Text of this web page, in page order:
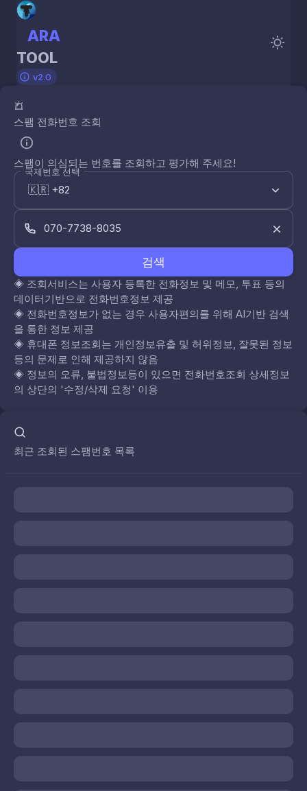
ARA
TOOL
v2.0
스팸 전화번호 조회
스팸이 의심되는 번호를 조회하고 평가해 주세요!
국제번호 선택
검색
◈ 조회서비스는 사용자 등록한 전화정보 및 메모, 투표 등의
데이터기반으로 전화번호정보 제공
◈ 전화번호정보가 없는 경우 사용자편의를 위해 AI기반 검색
을 통한 정보 제공
◈ 휴대폰 정보조회는 개인정보유출 및 허위정보, 잘못된 정보
등의 문제로 인해 제공하지 않음
◈ 정보의 오류, 불법정보등이 있으면 전화번호조회 상세정보
의 상단의 '수정/삭제 요청' 이용
최근 조회된 스팸번호 목록